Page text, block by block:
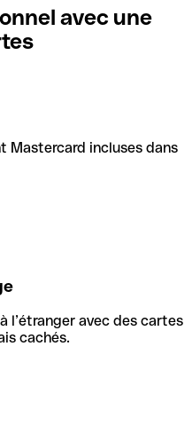
avec une
Mastercard incluses dans
l’étranger avec des cartes
cachés.